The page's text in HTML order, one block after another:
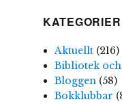
KATEGORIER
Aktuellt (216)
Bibliotek
Bloggen (58)
Bokklubbar